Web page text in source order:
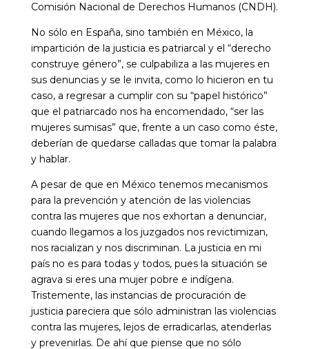
Comisión Nacional de Derechos Humanos (CNDH).
No sólo en España, sino también en México, la
impartición de la justicia es patriarcal y el “derecho
construye género”, se culpabiliza a las mujeres en
sus denuncias y se le invita, como lo hicieron en tu
caso, a regresar a cumplir con su “papel histórico”
que el patriarcado nos ha encomendado, “ser las
mujeres sumisas” que, frente a un caso como éste,
deberían de quedarse calladas que tomar la palabra
y hablar.
A pesar de que en México tenemos mecanismos
para la prevención y atención de las violencias
contra las mujeres que nos exhortan a denunciar,
cuando llegamos a los juzgados nos revictimizan,
nos racializan y nos discriminan. La justicia en mi
país no es para todas y todos, pues la situación se
agrava si eres una mujer pobre e indígena.
Tristemente, las instancias de procuración de
justicia pareciera que sólo administran las violencias
contra las mujeres, lejos de erradicarlas, atenderlas
y prevenirlas. De ahí que piense que no sólo